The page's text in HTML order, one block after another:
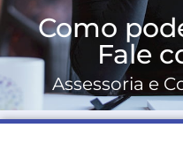
Como
Fale
Assessoria e